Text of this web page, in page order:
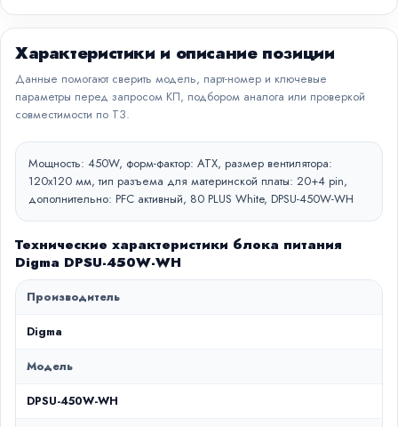
Характеристики и описание позиции
Данные помогают сверить модель, парт-номер и ключевые
параметры перед запросом КП, подбором аналога или проверкой
совместимости по ТЗ.
Мощность: 450W, форм-фактор: ATX, размер вентилятора:
120x120 мм, тип разъема для материнской платы: 20+4 pin,
дополнительно: PFC активный, 80 PLUS White, DPSU-450W-WH
Технические характеристики блока питания
Digma DPSU-450W-WH
Производитель
Digma
Модель
DPSU-450W-WH